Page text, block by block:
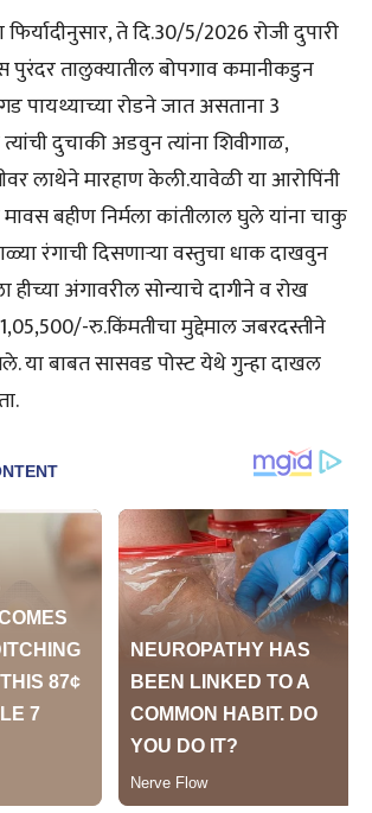
ते दि.30/5/2026 रोजी दुपारी
पुरंदर तालुक्यातील बोपगाव कमानीकडुन
पायथ्याच्या रोडने जात असताना 3
दुचाकी अडवुन त्यांना शिवीगाळ,
लाथेने मारहाण केली.यावेळी या आरोपिंनी
मावस बहीण निर्मला कांतीलाल घुले यांना चाकु
रंगाची दिसणाऱ्या वस्तुचा धाक दाखवुन
हीच्या अंगावरील सोन्याचे दागीने व रोख
रु.किंमतीचा मुद्देमाल जबरदस्तीने
या बाबत सासवड पोस्ट येथे गुन्हा दाखल